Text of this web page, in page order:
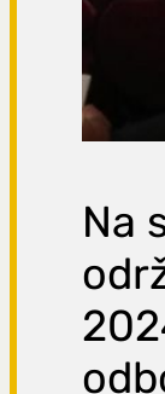
Na